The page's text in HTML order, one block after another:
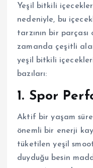
Yeşil bitkili
nedeniyle, bu
tarzının bir
zamanda çeşitli
yeşil bitkili
bazıları:
1. Spor
Aktif bir yaşam
önemli bir enerji
tüketilen yeşil
duyduğu besin